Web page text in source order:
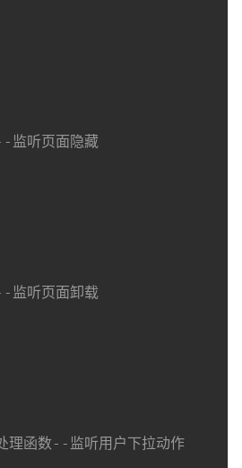
监听页面隐藏
监听页面卸载
函数--监听用户下拉动作